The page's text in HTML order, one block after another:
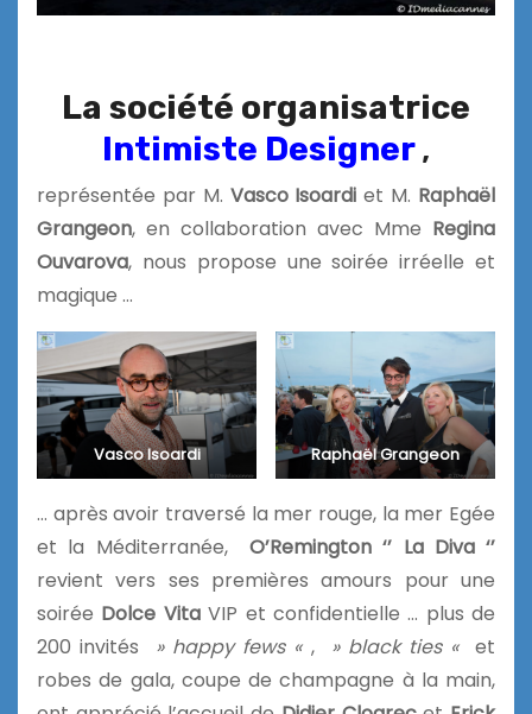
La société organisatrice
Intimiste Designer,
représentée par M. Vasco Isoardi et M. Raphaël
Grangeon, en collaboration avec Mme Regina
Ouvarova, nous propose une soirée irréelle et
magique …
Vasco Isoardi Raphaël Grangeon
… après avoir traversé la mer rouge, la mer Egée
et la Méditerranée, O’Remington ‘’ La Diva ‘’
revient vers ses premières amours pour une
soirée Dolce VitaVIP et confidentielle … plus de
200 invités
» happy fews « , » black ties « et
robes de gala, coupe de champagne à la main,